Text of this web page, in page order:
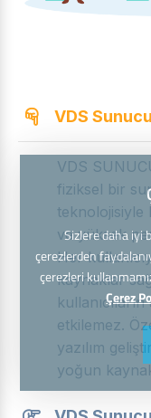
VDS
VDS
fiziksel bir
teknolojisiyle
ve yüksek
Her
kaynaklar
etkilemez.
yazılım
yoğun
Sizlere daha iyi
çerezlerden
çerezleri
Çerez